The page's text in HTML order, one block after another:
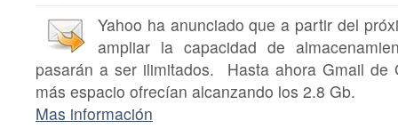
Yahoo ha anunciado que a partir del
ampliar la capacidad de
pasarán a ser ilimitados. Hasta ahora Gmail de
más espacio ofrecían alcanzando los 2.8 Gb.
Mas información